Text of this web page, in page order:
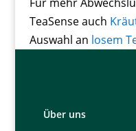
TeaSense auch
Auswahl an losem
Über uns